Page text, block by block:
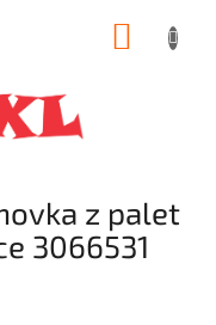
z palet
3066531